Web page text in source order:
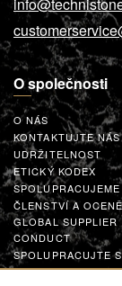
O společnosti
O NÁS
KONTAKTUJTE NÁS
UDRŽITELNOST
ETICKÝ KODEX
SPOLUPRACUJEME
ČLENSTVÍ A
GLOBAL SUPPLIER
CONDUCT
SPOLUPRACUJTE